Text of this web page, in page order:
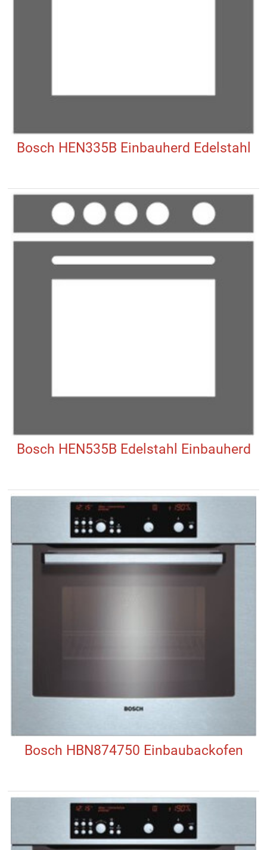
Bosch HEN335B Einbauherd Edelstahl
Bosch HEN535B Edelstahl Einbauherd
Bosch HBN874750 Einbaubackofen